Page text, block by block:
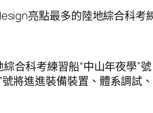
亮點最多的陸地綜合科考
科考練習船“中山年夜學”號
將進進裝備裝置、體系調試